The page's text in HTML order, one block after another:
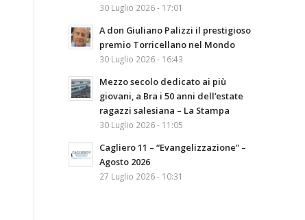
30 Luglio 2026 - 17:01
A don Giuliano Palizzi il prestigioso
premio Torricellano nel Mondo
30 Luglio 2026 - 16:43
Mezzo secolo dedicato ai più
giovani, a Bra i 50 anni dell’estate
ragazzi salesiana – La Stampa
30 Luglio 2026 - 11:05
Cagliero 11 – “Evangelizzazione” –
Agosto 2026
27 Luglio 2026 - 10:31